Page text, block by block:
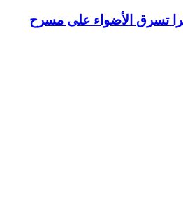
تسرق الأضواء على مسرح